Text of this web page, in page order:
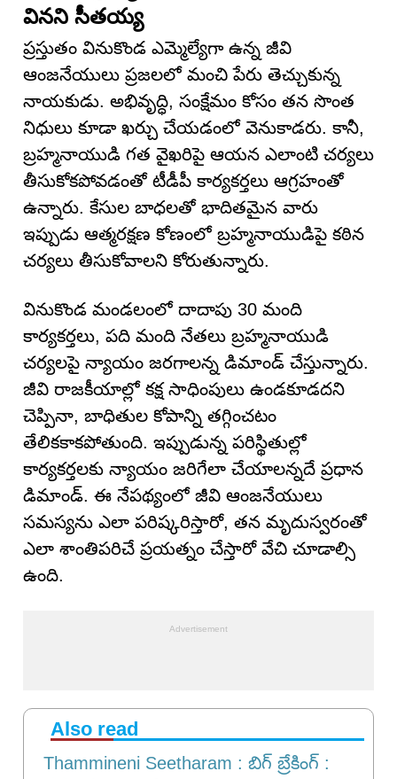
వినని సీతయ్య
ప్రస్తుతం వినుకొండ ఎమ్మెల్యేగా ఉన్న జీవి
ఆంజనేయులు ప్రజలలో మంచి పేరు తెచ్చుకున్న
నాయకుడు. అభివృద్ధి, సంక్షేమం కోసం తన సొంత
నిధులు కూడా ఖర్చు చేయడంలో వెనుకాడరు. కానీ,
బ్రహ్మనాయుడి గత వైఖరిపై ఆయన ఎలాంటి చర్యలు
తీసుకోకపోవడంతో టీడీపీ కార్యకర్తలు ఆగ్రహంతో
ఉన్నారు. కేసుల బాధలతో భాదితమైన వారు
ఇప్పుడు ఆత్మరక్షణ కోణంలో బ్రహ్మనాయుడిపై కఠిన
చర్యలు తీసుకోవాలని కోరుతున్నారు.
వినుకొండ మండలంలో దాదాపు 30 మంది
కార్యకర్తలు, పది మంది నేతలు బ్రహ్మనాయుడి
చర్యలపై న్యాయం జరగాలన్న డిమాండ్ చేస్తున్నారు.
జీవి రాజకీయాల్లో కక్ష సాధింపులు ఉండకూడదని
చెప్పినా, బాధితుల కోపాన్ని తగ్గించటం
తేలికకాకపోతుంది. ఇప్పుడున్న పరిస్థితుల్లో
కార్యకర్తలకు న్యాయం జరిగేలా చేయాలన్నదే ప్రధాన
డిమాండ్. ఈ నేపథ్యంలో జీవి ఆంజనేయులు
సమస్యను ఎలా పరిష్కరిస్తారో, తన మృదుస్వరంతో
ఎలా శాంతిపరిచే ప్రయత్నం చేస్తారో వేచి చూడాల్సి
ఉంది.
Also read
Thammineni Seetharam : బిగ్ బ్రేకింగ్ :